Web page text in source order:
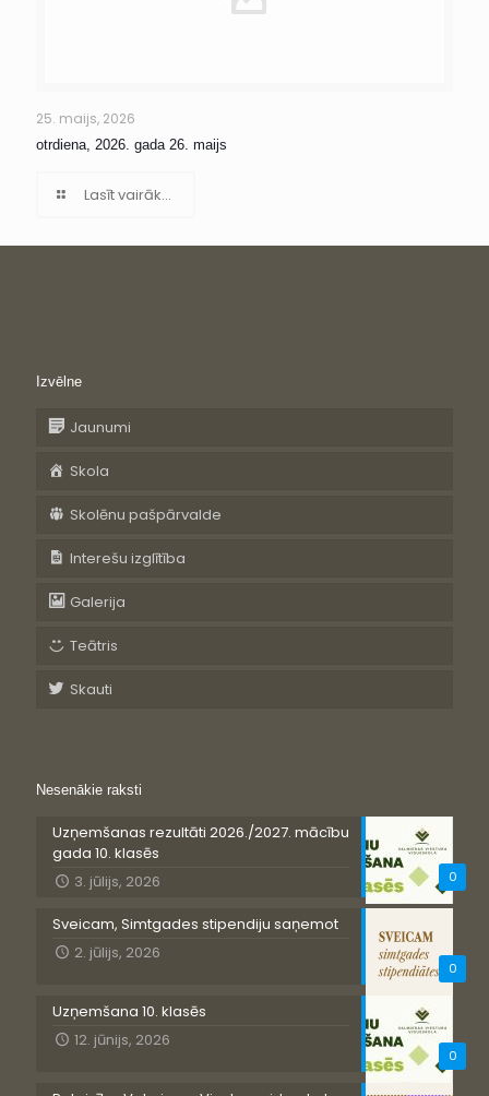
25. maijs, 2026
otrdiena, 2026. gada 26. maijs
Lasīt vairāk...
Izvēlne
Jaunumi
Skola
Skolēnu pašpārvalde
Interešu izglītība
Galerija
Teātris
Skauti
Nesenākie raksti
0
Uzņemšanas rezultāti 2026./2027. mācību
gada 10. klasēs
3. jūlijs, 2026
0
Sveicam, Simtgades stipendiju saņemot
2. jūlijs, 2026
0
Uzņemšana 10. klasēs
12. jūnijs, 2026